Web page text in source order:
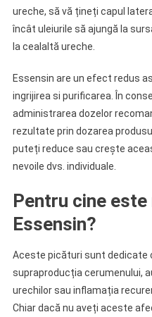
ureche, să vă țineți capul
încât uleiurile să ajungă la
la cealaltă ureche.
Essensin are un efect redus
ingrijirea si purificarea. În
administrarea dozelor
rezultate prin dozarea
puteți reduce sau crește
nevoile dvs. individuale.
Pentru cine
Essensin?
Aceste picături sunt dedicate
supraproducția cerumenului,
urechilor sau inflamația
Chiar dacă nu aveți aceste